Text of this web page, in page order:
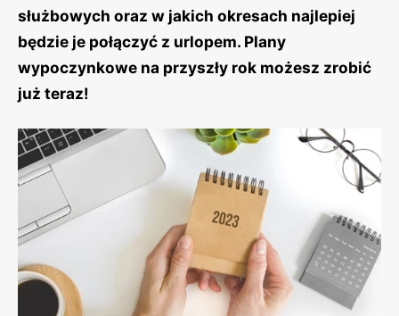
służbowych oraz w jakich okresach najlepiej
będzie je połączyć z urlopem. Plany
wypoczynkowe na przyszły rok możesz zrobić
już teraz!